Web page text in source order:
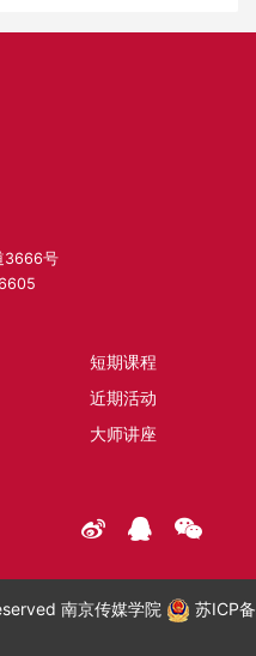
3666号
短期课程
近期活动
大师讲座
南京传媒学院 苏ICP备